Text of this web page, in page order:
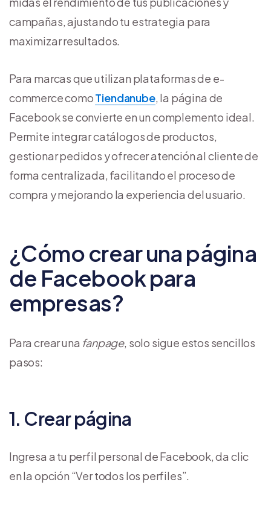
campañas, ajustando tu estrategia para
maximizar resultados.
Para marcas que utilizan plataformas de e-
commerce comoTiendanube, la página de
Facebook se convierte en un complemento ideal.
Permite integrar catálogos de productos,
gestionar pedidos y ofrecer atención al cliente de
forma centralizada, facilitando el proceso de
compra y mejorando la experiencia del usuario.
¿Cómo crear una página
de Facebook para
empresas?
Para crear una fanpage, solo sigue estos sencillos
pasos:
1. Crear página
Ingresa a tu perfil personal de Facebook, da clic
en la opción “Ver todos los perfiles”.